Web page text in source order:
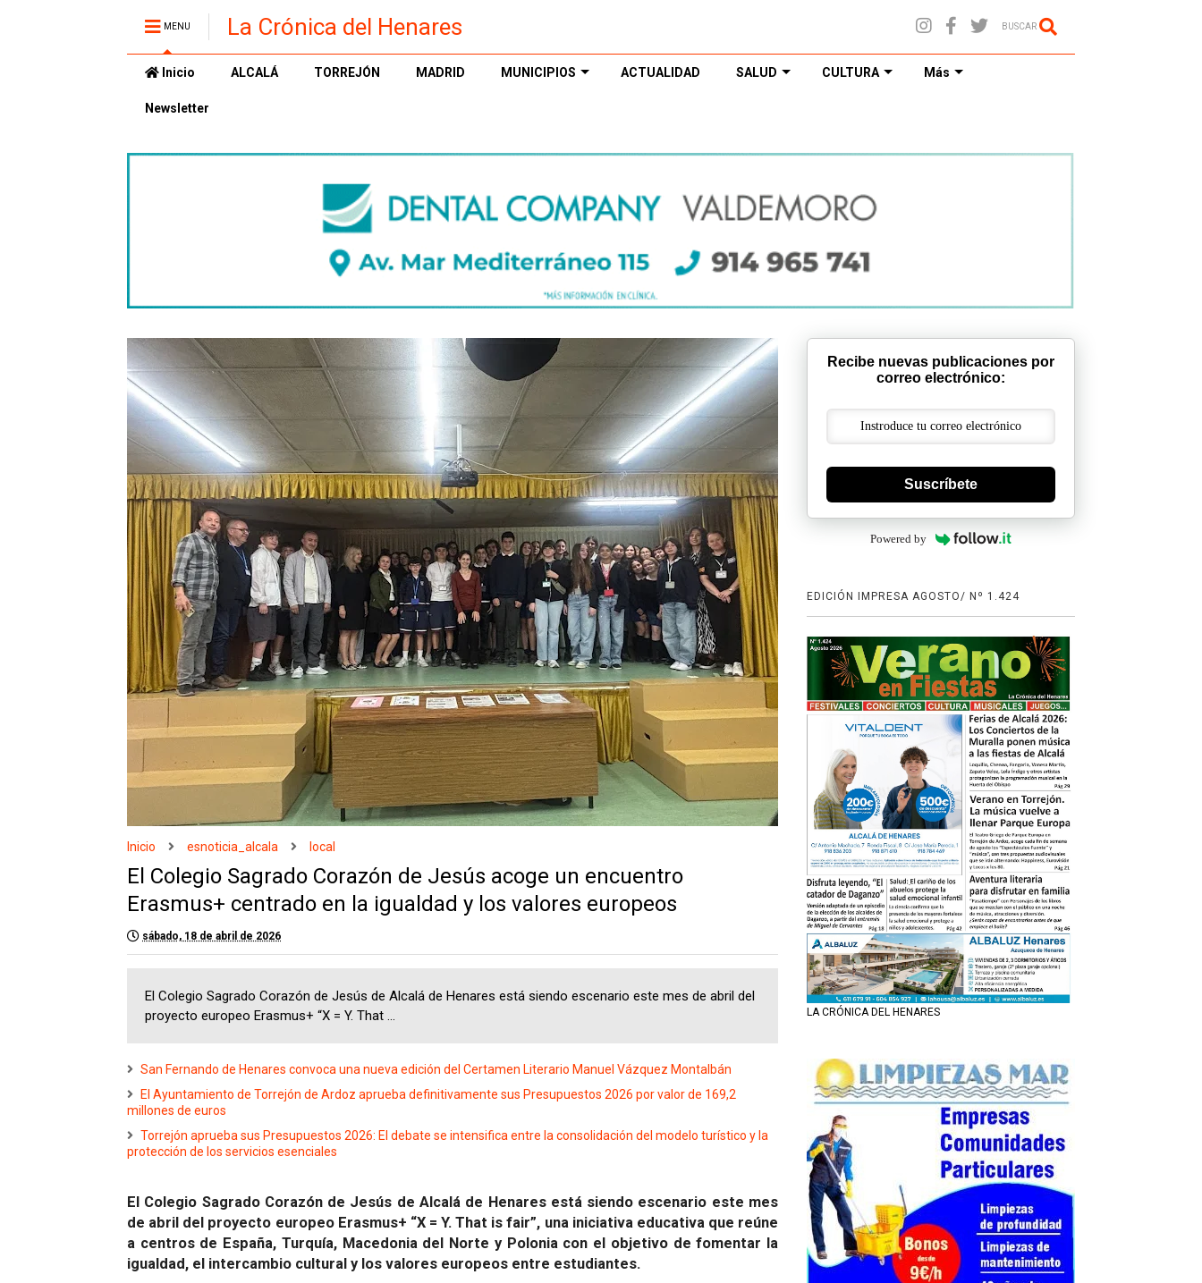
MENU La Crónica del Henares BUSCAR
Inicio ALCALÁ TORREJÓN MADRID MUNICIPIOS ACTUALIDAD SALUD CULTURA Más
Newsletter
Inicio esnoticia_alcala local
El Colegio Sagrado Corazón de Jesús acoge un encuentro
Erasmus+ centrado en la igualdad y los valores europeos
sábado, 18 de abril de 2026
El Colegio Sagrado Corazón de Jesús de Alcalá de Henares está siendo escenario este mes de abril del
proyecto europeo Erasmus+ “X = Y. That ...
San Fernando de Henares convoca una nueva edición del Certamen Literario Manuel Vázquez Montalbán
El Ayuntamiento de Torrejón de Ardoz aprueba definitivamente sus Presupuestos 2026 por valor de 169,2
millones de euros
Torrejón aprueba sus Presupuestos 2026: El debate se intensifica entre la consolidación del modelo turístico y la
protección de los servicios esenciales
El Colegio Sagrado Corazón de Jesús de Alcalá de Henares está siendo escenario este mes
de abril del proyecto europeo Erasmus+ “X = Y. That is fair”, una iniciativa educativa que reúne
a centros de España, Turquía, Macedonia del Norte y Polonia con el objetivo de fomentar la
igualdad, el intercambio cultural y los valores europeos entre estudiantes.
Recibe nuevas publicaciones por
correo electrónico:
Suscríbete
Powered by
EDICIÓN IMPRESA AGOSTO/ Nº 1.424
LA CRÓNICA DEL HENARES